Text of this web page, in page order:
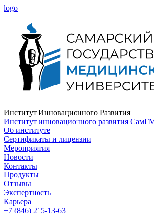
logo
Институт Инновационного Развития
Институт инновационного развития
Об институте
Сертификаты и лицензии
Мероприятия
Новости
Контакты
Продукты
Отзывы
Экспертность
Карьера
+7 (846) 215-13-63